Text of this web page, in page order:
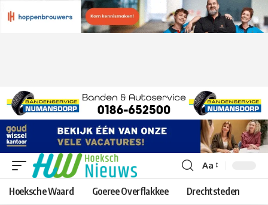
Lettergrootte
aanpassen
Aa
Hoeksche Waard Goeree Overflakkee Drechtsteden